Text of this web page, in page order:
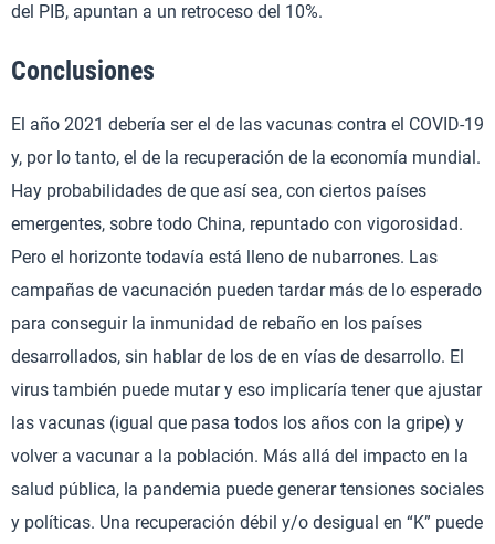
del PIB, apuntan a un retroceso del 10%.
Conclusiones
El año 2021 debería ser el de las vacunas contra el COVID-19
y, por lo tanto, el de la recuperación de la economía mundial.
Hay probabilidades de que así sea, con ciertos países
emergentes, sobre todo China, repuntado con vigorosidad.
Pero el horizonte todavía está lleno de nubarrones. Las
campañas de vacunación pueden tardar más de lo esperado
para conseguir la inmunidad de rebaño en los países
desarrollados, sin hablar de los de en vías de desarrollo. El
virus también puede mutar y eso implicaría tener que ajustar
las vacunas (igual que pasa todos los años con la gripe) y
volver a vacunar a la población. Más allá del impacto en la
salud pública, la pandemia puede generar tensiones sociales
y políticas. Una recuperación débil y/o desigual en “K” puede